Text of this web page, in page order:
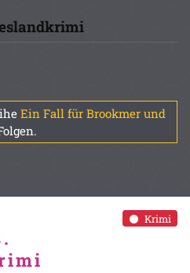
Ein Fall für Brookmer und
Krimi